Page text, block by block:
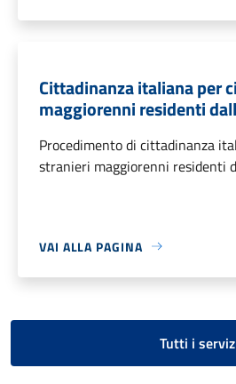
Cittadinanza italiana per
maggiorenni residenti
Procedimento di cittadinanza
stranieri maggiorenni residenti
VAI ALLA PAGINA
Tutti i